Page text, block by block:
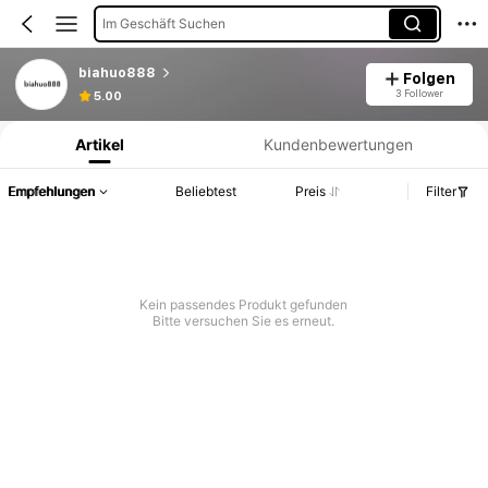
Im Geschäft Suchen
biahuo888
5.00
Folgen
3 Follower
Produktinformation: Preisangabe, Verkaufs- und Lagerbestandsdetails.
Artikel Kundenbewertungen
Empfehlungen Beliebtest Preis Filter
Kein passendes Produkt gefunden
Bitte versuchen Sie es erneut.